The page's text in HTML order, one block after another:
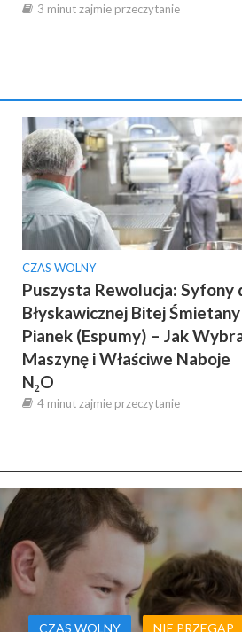
3 minut zajmie przeczytanie
CZAS WOLNY
Puszysta Rewolucja: Syfony
Błyskawicznej Bitej
Pianek (Espumy) – Jak
Maszynę i Właściwe Naboje
N₂O
4 minut zajmie przeczytanie
CZAS WOLNY NIE PRZEGAP